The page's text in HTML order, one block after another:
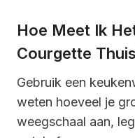
Hoe Meet Ik
Courgette
Gebruik een
weten hoeveel je
weegschaal aan,